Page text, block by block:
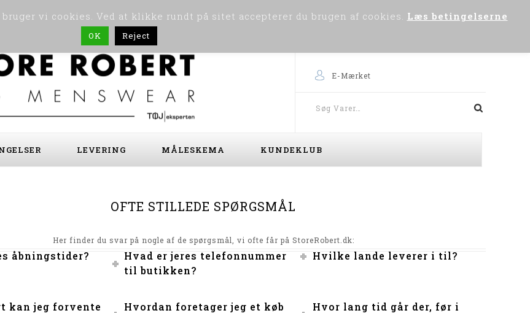
0
Om os Skriv til os Købsvejledning
E-Mærket
LEVERING MÅLESKEMA KUNDEKLUB
OFTE STILLEDE SPØRGSMÅL
Her finder du svar på nogle af de spørgsmål, vi ofte får på StoreRobert.dk:
åbningstider?
Hvad er jeres telefonnummer
til butikken?
Hvilke lande leverer i til?
kan jeg forvente
Hvordan foretager jeg et køb
Hvor lang tid går der, før i
vi cookies. Ved at klikke rundt på sitet accepterer du brugen af cookies. Læs betingelserne
OK Reject